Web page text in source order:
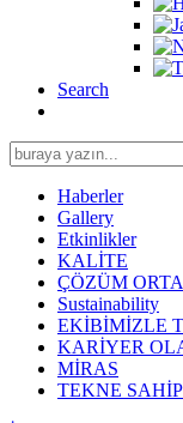
Search
Search
for:
Haberler
Gallery
Etkinlikler
KALİTE
ÇÖZÜM
Sustainability
EKİBİMİZLE
KARİYER
MİRAS
TEKNE